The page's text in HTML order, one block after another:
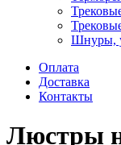
Шнуры,
Оплата
Доставка
Контакты
Люстры